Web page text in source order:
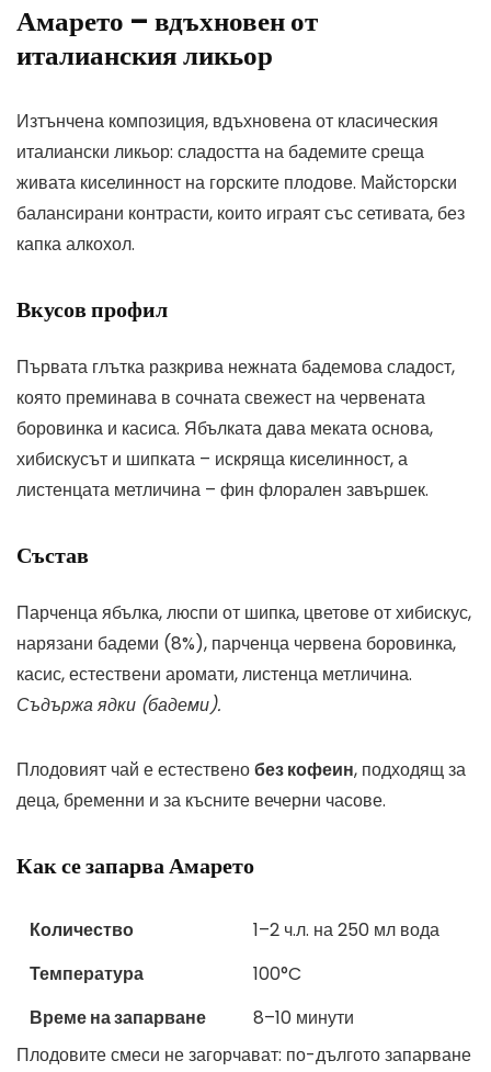
Амарето – вдъхновен от
италианския ликьор
Изтънчена композиция, вдъхновена от класическия
италиански ликьор: сладостта на бадемите среща
живата киселинност на горските плодове. Майсторски
балансирани контрасти, които играят със сетивата, без
капка алкохол.
Вкусов профил
Първата глътка разкрива нежната бадемова сладост,
която преминава в сочната свежест на червената
боровинка и касиса. Ябълката дава меката основа,
хибискусът и шипката – искряща киселинност, а
листенцата метличина – фин флорален завършек.
Състав
Парченца ябълка, люспи от шипка, цветове от хибискус,
нарязани бадеми (8%), парченца червена боровинка,
касис, естествени аромати, листенца метличина.
Съдържа ядки (бадеми).
Плодовият чай е естественобез кофеин, подходящ за
деца, бременни и за късните вечерни часове.
Как се запарва Амарето
Количество
1–2 ч.л. на 250 мл вода
Температура
100°C
Време на запарване
8–10 минути
Плодовите смеси не загорчават: по-дългото запарване